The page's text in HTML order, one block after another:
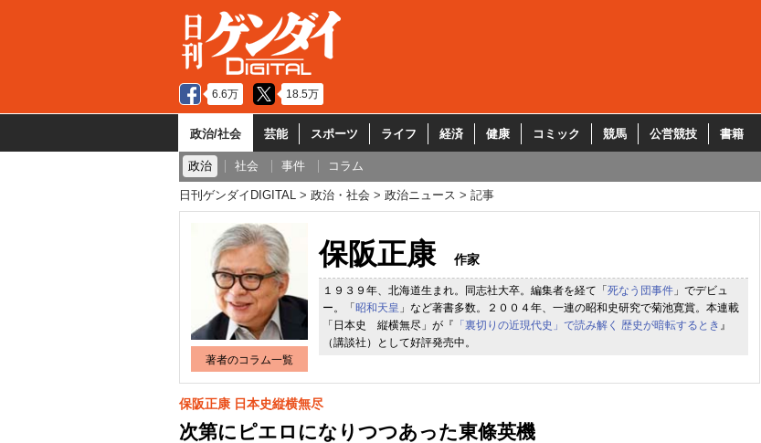
6.6万 18.5万
政治/社会 芸能 スポーツ ライフ 経済 健康 コミック 競馬 公営競技 書籍
政治 社会 事件 コラム
日刊ゲンダイDIGITAL 政治・社会 政治ニュース 記事
著者のコラム一覧
保阪正康 作家
１９３９年、北海道生まれ。同志社大卒。編集者を経て「 死なう団事件 」でデビュ
ー。「 昭和天皇 」など著書多数。２００４年、一連の昭和史研究で菊池寛賞。本連載
「日本史 縦横無尽」が『 「裏切りの近現代史」で読み解く 歴史が暗転するとき 』
（講談社）として好評発売中。
保阪正康 日本史縦横無尽
次第にピエロになりつつあった東條英機